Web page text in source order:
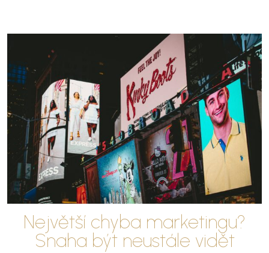
Největší chyba marketingu?
Snaha být neustále vidět